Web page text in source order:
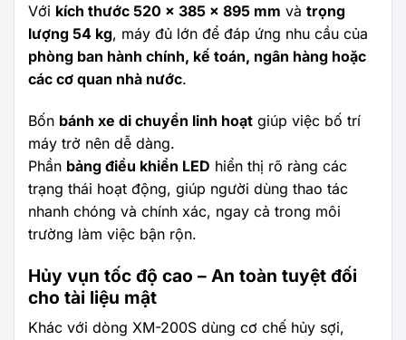
Với kích thước 520 x 385 x 895 mm và trọng
lượng 54 kg, máy đủ lớn để đáp ứng nhu cầu của
phòng ban hành chính, kế toán, ngân hàng hoặc
các cơ quan nhà nước.
Bốn bánh xe di chuyển linh hoạt giúp việc bố trí
máy trở nên dễ dàng.
Phần bảng điều khiển LED hiển thị rõ ràng các
trạng thái hoạt động, giúp người dùng thao tác
nhanh chóng và chính xác, ngay cả trong môi
trường làm việc bận rộn.
Hủy vụn tốc độ cao – An toàn tuyệt đối
cho tài liệu mật
Khác với dòng XM-200S dùng cơ chế hủy sợi,